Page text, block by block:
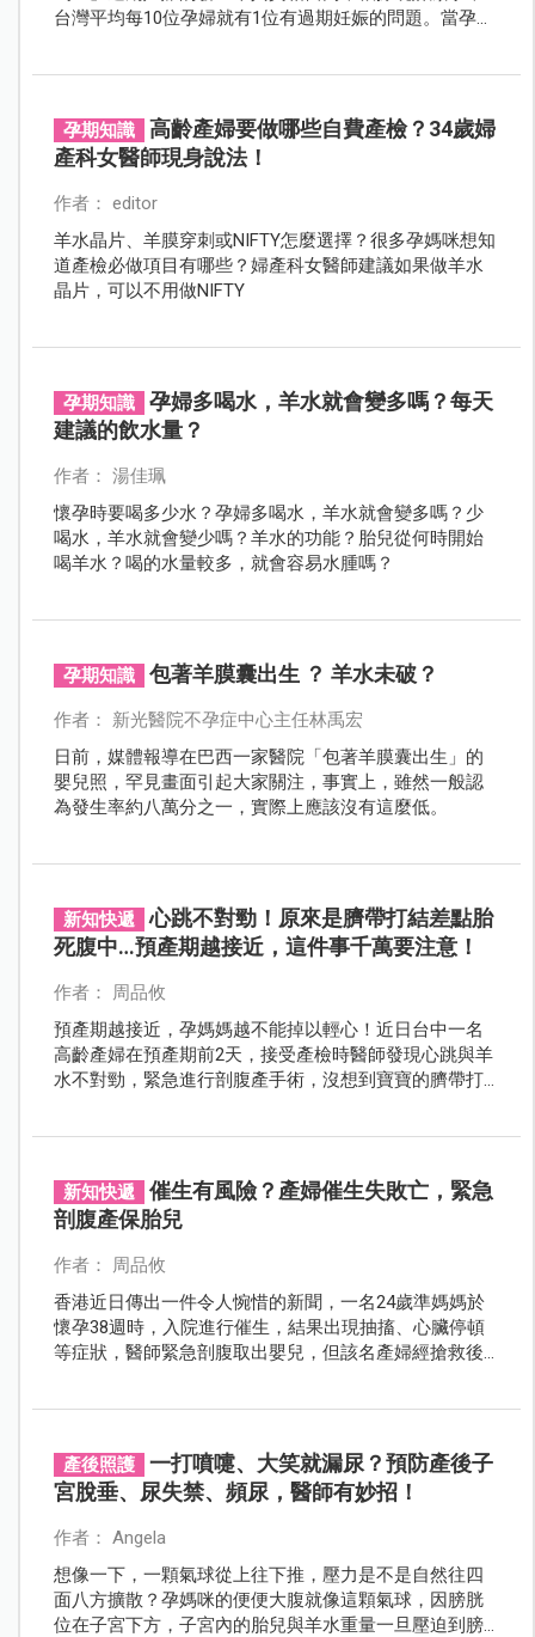
台灣平均每10位孕婦就有1位有過期妊娠的問題。當孕婦
孕期知識
高齡產婦要做哪些自費產檢？34歲婦
產科女醫師現身說法！
作者： editor
羊水晶片、羊膜穿刺或NIFTY怎麼選擇？很多孕媽咪想知
道產檢必做項目有哪些？婦產科女醫師建議如果做羊水
晶片，可以不用做NIFTY
孕期知識
孕婦多喝水，羊水就會變多嗎？每天
建議的飲水量？
作者： 湯佳珮
懷孕時要喝多少水？孕婦多喝水，羊水就會變多嗎？少
喝水，羊水就會變少嗎？羊水的功能？胎兒從何時開始
喝羊水？喝的水量較多，就會容易水腫嗎？
孕期知識 包著羊膜囊出生 ？ 羊水未破？
作者： 新光醫院不孕症中心主任林禹宏
日前，媒體報導在巴西一家醫院「包著羊膜囊出生」的
嬰兒照，罕見畫面引起大家關注，事實上，雖然一般認
為發生率約八萬分之一，實際上應該沒有這麼低。
新知快遞
心跳不對勁！原來是臍帶打結差點胎
死腹中…預產期越接近，這件事千萬要注意！
作者： 周品攸
預產期越接近，孕媽媽越不能掉以輕心！近日台中一名
高齡產婦在預產期前2天，接受產檢時醫師發現心跳與羊
水不對勁，緊急進行剖腹產手術，沒想到寶寶的臍帶打
新知快遞
催生有風險？產婦催生失敗亡，緊急
剖腹產保胎兒
作者： 周品攸
香港近日傳出一件令人惋惜的新聞，一名24歲準媽媽於
懷孕38週時，入院進行催生，結果出現抽搐、心臟停頓
等症狀，醫師緊急剖腹取出嬰兒，但該名產婦經搶救後
產後照護
一打噴嚏、大笑就漏尿？預防產後子
宮脫垂、尿失禁、頻尿，醫師有妙招！
作者： Angela
想像一下，一顆氣球從上往下推，壓力是不是自然往四
面八方擴散？孕媽咪的便便大腹就像這顆氣球，因膀胱
位在子宮下方，子宮內的胎兒與羊水重量一旦壓迫到膀